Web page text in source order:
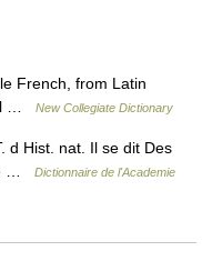
French, from Latin
…
New Collegiate Dictionary
d Hist. nat. Il se dit Des
…
Dictionnaire de l'Academie